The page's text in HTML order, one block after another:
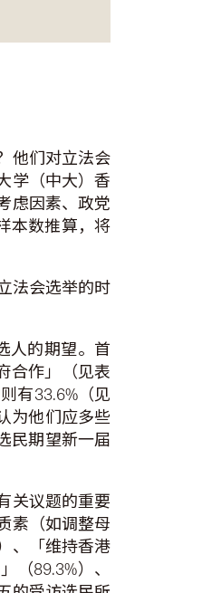
他们对立法会
学（中大）香
虑因素、政党
本数推算，将
法会选举的时
人的期望。首
合作」（见表
有33.6%（见
为他们应多些
民期望新一届
关议题的重要
素（如调整母
、「维持香港
89.3%）、